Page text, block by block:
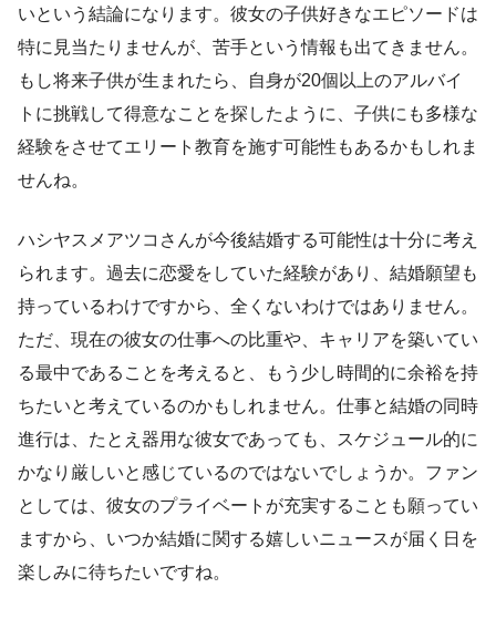
いという結論になります。彼女の子供好きなエピソードは
特に見当たりませんが、苦手という情報も出てきません。
もし将来子供が生まれたら、自身が20個以上のアルバイ
トに挑戦して得意なことを探したように、子供にも多様な
経験をさせてエリート教育を施す可能性もあるかもしれま
せんね。
ハシヤスメアツコさんが今後結婚する可能性は十分に考え
られます。過去に恋愛をしていた経験があり、結婚願望も
持っているわけですから、全くないわけではありません。
ただ、現在の彼女の仕事への比重や、キャリアを築いてい
る最中であることを考えると、もう少し時間的に余裕を持
ちたいと考えているのかもしれません。仕事と結婚の同時
進行は、たとえ器用な彼女であっても、スケジュール的に
かなり厳しいと感じているのではないでしょうか。ファン
としては、彼女のプライベートが充実することも願ってい
ますから、いつか結婚に関する嬉しいニュースが届く日を
楽しみに待ちたいですね。